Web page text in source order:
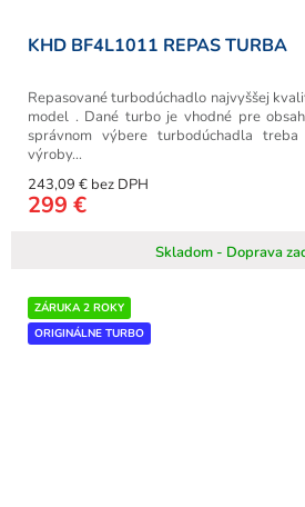
KHD BF4L1011 REPAS TURBA
Skladom - Doprava
243,09 € bez DPH
299 €
Repasované turbodúchadlo najvyššej
model . Dané turbo je vhodné pre
správnom výbere turbodúchadla
výroby...
ZÁRUKA 2 ROKY
ORIGINÁLNE TURBO